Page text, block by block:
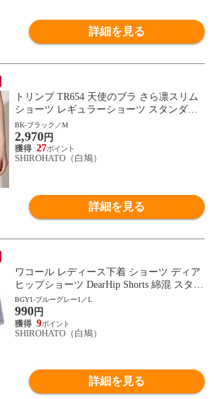
詳細を見る
トリンプ TR654 天使のブラ さら凛スリム
ショーツ レギュラーショーツ スタンダー
ド ML Triumph
BK-ブラック／M
2,970円
27
SHIROHATO（白鳩）
詳細を見る
ワコール レディース下着 ショーツ ディア
ヒップショーツ DearHip Shorts 綿混 スタン
ダード ノーマルショーツ ML Wacoal
BGY1-ブルーグレー1／L
990円
9
SHIROHATO（白鳩）
詳細を見る